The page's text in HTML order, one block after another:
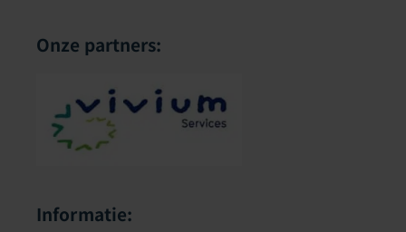
Onze partners:
Informatie: